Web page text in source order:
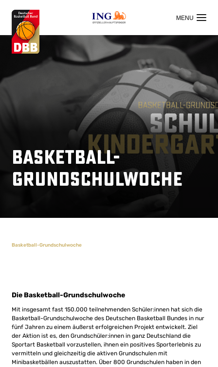
OFFIZIELLER HAUPTSPONSOR
Basketball-
Grundschulwoche
Basketball-Grundschulwoche
Die Basketball-Grundschulwoche
Mit insgesamt fast 150.000 teilnehmenden Schüler:innen hat sich die
Basketball-Grundschulwoche des Deutschen Basketball Bundes in nur
fünf Jahren zu einem äußerst erfolgreichen Projekt entwickelt. Ziel
der Aktion ist es, den Grundschüler:innen in ganz Deutschland die
Sportart Basketball vorzustellen, ihnen ein positives Sporterlebnis zu
vermitteln und gleichzeitig die aktiven Grundschulen mit
Minibasketbällen auszustatten. Über 800 Grundschulen haben in den